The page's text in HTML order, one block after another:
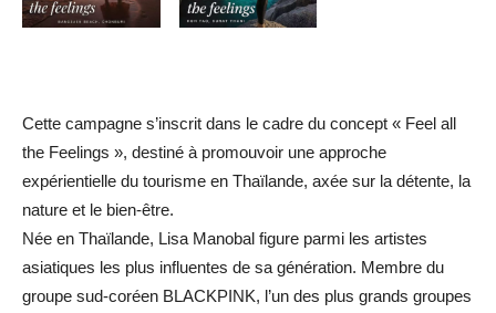
Cette campagne s’inscrit dans le cadre du concept « Feel all
the Feelings », destiné à promouvoir une approche
expérientielle du tourisme en Thaïlande, axée sur la détente, la
nature et le bien-être.
Née en Thaïlande, Lisa Manobal figure parmi les artistes
asiatiques les plus influentes de sa génération. Membre du
groupe sud-coréen BLACKPINK, l’un des plus grands groupes